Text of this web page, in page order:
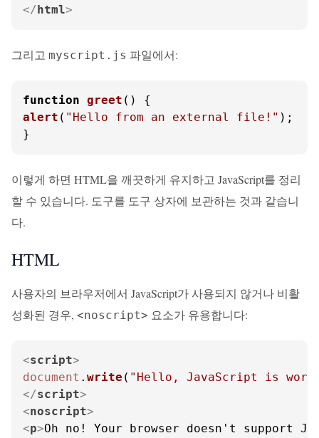
</html>
그리고 myscript.js 파일에서:
function greet (
alert ( "Hello from an external file!" );
}
이렇게 하면 HTML을 깨끗하게 유지하고 JavaScript를 정리
할 수 있습니다. 도구를 도구 상자에 보관하는 것과 같습니
다.
HTML
사용자의 브라우저에서 JavaScript가 사용되지 않거나 비활
성화된 경우, <noscript> 요소가 유용합니다:
<script>
document . write ( "Hello, JavaScript is
</script>
<noscript>
<p>Oh no! Your browser doesn't support